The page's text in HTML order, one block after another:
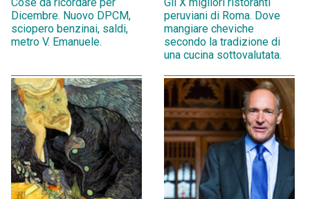
Cose da ricordare per
Dicembre. Nuovo DPCM,
sciopero benzinai, saldi,
metro V. Emanuele.
Gli X migliori ristoranti
peruviani di Roma. Dove
mangiare cheviche
secondo la tradizione di
una cucina sottovalutata.